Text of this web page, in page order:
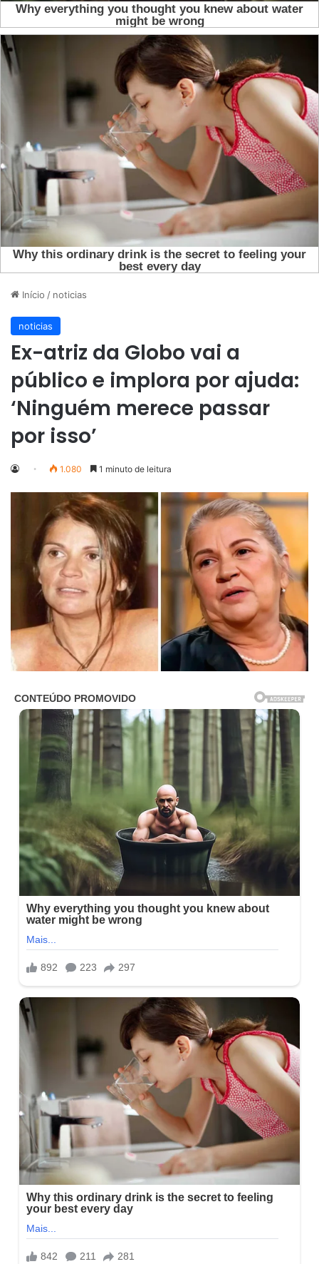
Início / noticias
noticias
Ex-atriz da Globo vai a
público e implora por ajuda:
‘Ninguém merece passar
por isso’
1.080 1 minuto de leitura